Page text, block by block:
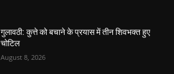
गुलावठी: कुत्ते को बचाने के प्रयास में तीन शिवभक्त हुए
चोटिल
August 8, 2026